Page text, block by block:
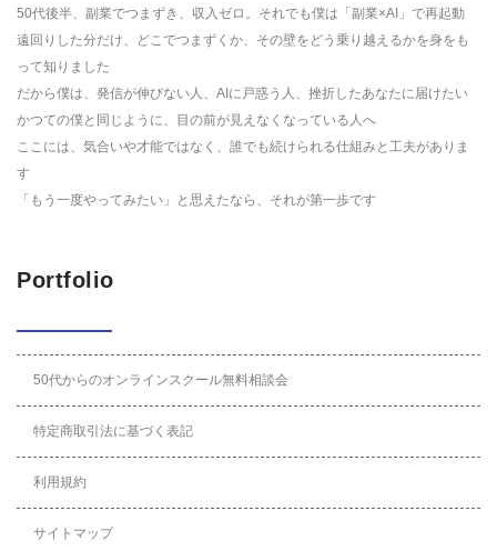
50代後半、副業でつまずき、収入ゼロ。それでも僕は「副業×AI」で再起動
遠回りした分だけ、どこでつまずくか、その壁をどう乗り越えるかを身をも
って知りました
だから僕は、発信が伸びない人、AIに戸惑う人、挫折したあなたに届けたい
かつての僕と同じように、目の前が見えなくなっている人へ
ここには、気合いや才能ではなく、誰でも続けられる仕組みと工夫がありま
す
「もう一度やってみたい」と思えたなら、それが第一歩です
Portfolio
50代からのオンラインスクール無料相談会
特定商取引法に基づく表記
利用規約
サイトマップ